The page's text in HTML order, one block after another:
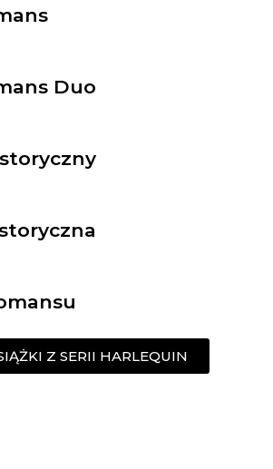
Duo
Z SERII HARLEQUIN